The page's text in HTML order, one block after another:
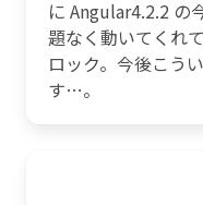
に Angular4.2.2 の
題なく動いてくれ
ロック。今後こう
す…。